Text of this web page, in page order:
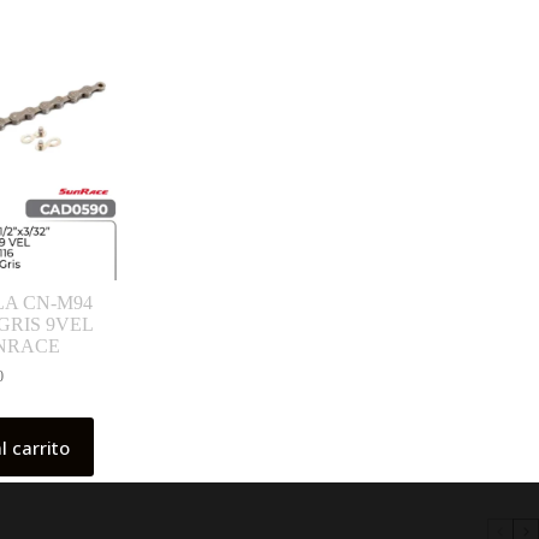
CN-M94
9VEL
carrito